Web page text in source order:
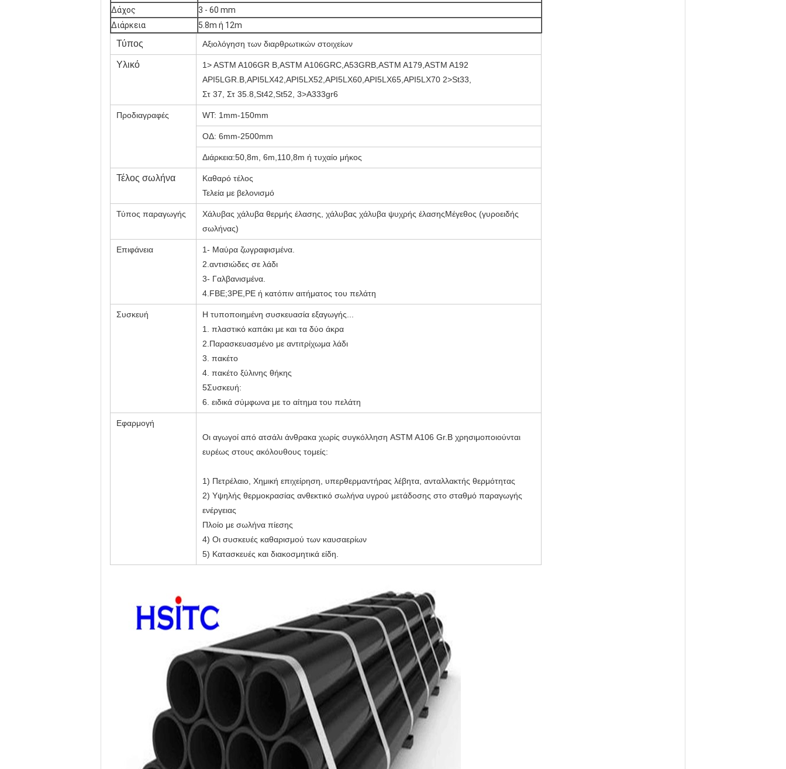
Δάχος
3 - 60 mm
Διάρκεια
5.8m ή 12m
Τύπος Αξιολόγηση των διαρθρωτικών στοιχείων
Υλικό
1> ASTM A106GR B,ASTM A106GRC,A53GRB,ASTM A179,ASTM A192
API5LGR.B,API5LX42,API5LX52,API5LX60,API5LX65,API5LX70 2>St33,
Στ 37, Στ 35.8,St42,St52, 3>A333gr6
Προδιαγραφές WT: 1mm-150mm
ΟΔ: 6mm-2500mm
Διάρκεια:50,8m, 6m,110,8m ή τυχαίο μήκος
Τέλος σωλήνα
Καθαρό τέλος
Τελεία με βελονισμό
Τύπος παραγωγής
Χάλυβας χάλυβα θερμής έλασης, χάλυβας χάλυβα ψυχρής έλασηςΜέγεθος (γυροειδής
σωλήνας)
Επιφάνεια
1- Μαύρα ζωγραφισμένα.
2.αντισιώδες σε λάδι
3- Γαλβανισμένα.
4.FBE;3PE,PE ή κατόπιν αιτήματος του πελάτη
Συσκευή
Η τυποποιημένη συσκευασία εξαγωγής...
1. πλαστικό καπάκι με και τα δύο άκρα
2.Παρασκευασμένο με αντιτρίχωμα λάδι
3. πακέτο
4. πακέτο ξύλινης θήκης
5Συσκευή:
6. ειδικά σύμφωνα με το αίτημα του πελάτη
Εφαρμογή
Οι αγωγοί από ατσάλι άνθρακα χωρίς συγκόλληση ASTM A106 Gr.B χρησιμοποιούνται
ευρέως στους ακόλουθους τομείς:
1) Πετρέλαιο, Χημική επιχείρηση, υπερθερμαντήρας λέβητα, ανταλλακτής θερμότητας
2) Υψηλής θερμοκρασίας ανθεκτικό σωλήνα υγρού μετάδοσης στο σταθμό παραγωγής
ενέργειας
Πλοίο με σωλήνα πίεσης
4) Οι συσκευές καθαρισμού των καυσαερίων
5) Κατασκευές και διακοσμητικά είδη.